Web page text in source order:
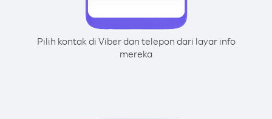
Pilih kontak di Viber dan telepon dari layar info
mereka